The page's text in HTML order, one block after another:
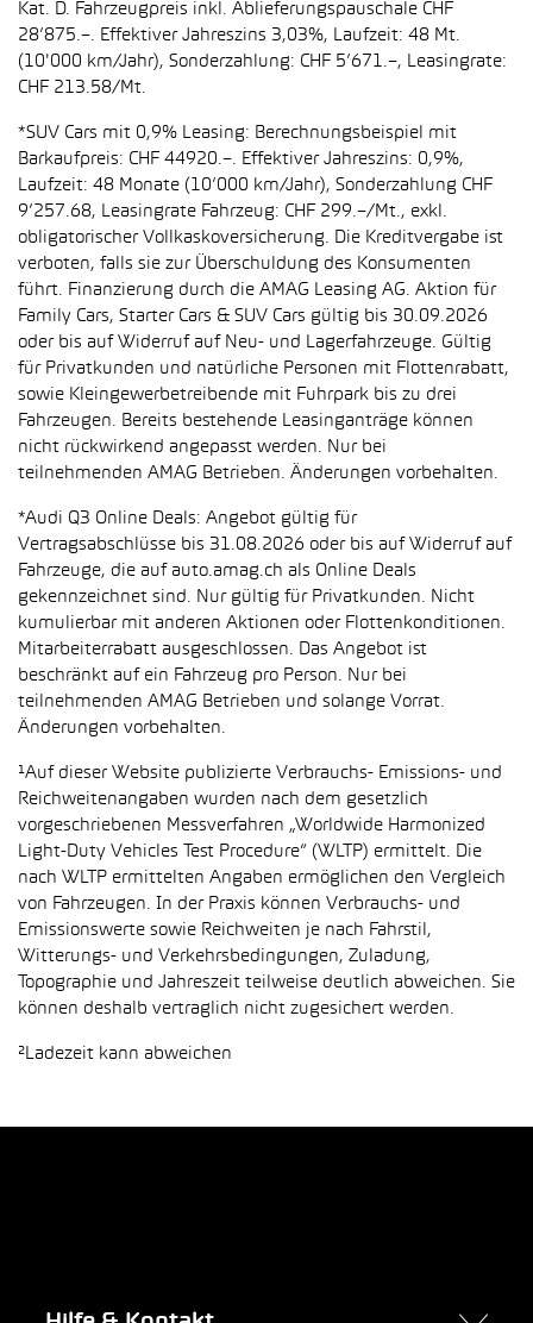
Kat. D. Fahrzeugpreis inkl. Ablieferungspauschale CHF
28’875.–. Effektiver Jahreszins 3,03%, Laufzeit: 48 Mt.
(10'000 km/Jahr), Sonderzahlung: CHF 5’671.–, Leasingrate:
CHF 213.58/Mt.
*SUV Cars mit 0,9% Leasing: Berechnungsbeispiel mit
Barkaufpreis: CHF 44920.–. Effektiver Jahreszins: 0,9%,
Laufzeit: 48 Monate (10’000 km/Jahr), Sonderzahlung CHF
9’257.68, Leasingrate Fahrzeug: CHF 299.–/Mt., exkl.
obligatorischer Vollkaskoversicherung. Die Kreditvergabe ist
verboten, falls sie zur Überschuldung des Konsumenten
führt. Finanzierung durch die AMAG Leasing AG. Aktion für
Family Cars, Starter Cars & SUV Cars gültig bis 30.09.2026
oder bis auf Widerruf auf Neu- und Lagerfahrzeuge. Gültig
für Privatkunden und natürliche Personen mit Flottenrabatt,
sowie Kleingewerbetreibende mit Fuhrpark bis zu drei
Fahrzeugen. Bereits bestehende Leasinganträge können
nicht rückwirkend angepasst werden. Nur bei
teilnehmenden AMAG Betrieben. Änderungen vorbehalten.
*Audi Q3 Online Deals: Angebot gültig für
Vertragsabschlüsse bis 31.08.2026 oder bis auf Widerruf auf
Fahrzeuge, die auf auto.amag.ch als Online Deals
gekennzeichnet sind. Nur gültig für Privatkunden. Nicht
kumulierbar mit anderen Aktionen oder Flottenkonditionen.
Mitarbeiterrabatt ausgeschlossen. Das Angebot ist
beschränkt auf ein Fahrzeug pro Person. Nur bei
teilnehmenden AMAG Betrieben und solange Vorrat.
Änderungen vorbehalten.
¹Auf dieser Website publizierte Verbrauchs- Emissions- und
Reichweitenangaben wurden nach dem gesetzlich
vorgeschriebenen Messverfahren „Worldwide Harmonized
Light-Duty Vehicles Test Procedure“ (WLTP) ermittelt. Die
nach WLTP ermittelten Angaben ermöglichen den Vergleich
von Fahrzeugen. In der Praxis können Verbrauchs- und
Emissionswerte sowie Reichweiten je nach Fahrstil,
Witterungs- und Verkehrsbedingungen, Zuladung,
Topographie und Jahreszeit teilweise deutlich abweichen. Sie
können deshalb vertraglich nicht zugesichert werden.
²Ladezeit kann abweichen